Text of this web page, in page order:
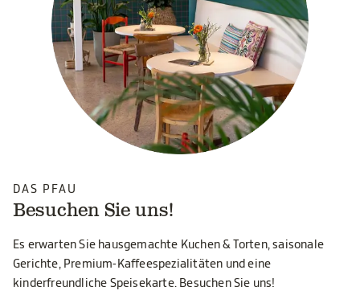
DAS PFAU
Besuchen Sie uns!
Es erwarten Sie hausgemachte Kuchen & Torten, saisonale
Gerichte, Premium-Kaffeespezialitäten und eine
kinderfreundliche Speisekarte. Besuchen Sie uns!